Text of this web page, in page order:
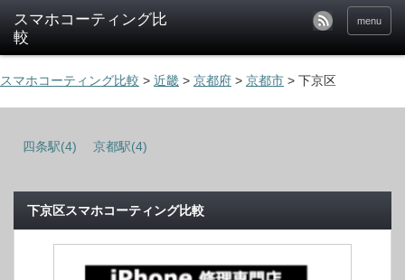
menu
スマホコーティング比較 > 近畿 > 京都府 > 京都市 > 下京区
四条駅(4) 京都駅(4)
下京区スマホコーティング比較